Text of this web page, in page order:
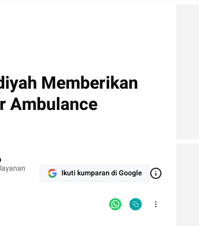
Memberikan
Ambulance
Ikuti kumparan di Google